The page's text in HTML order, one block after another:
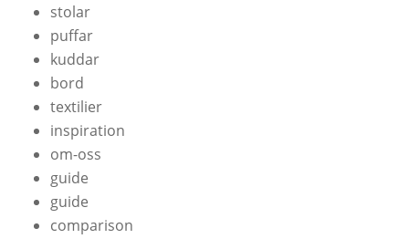
stolar
puffar
kuddar
bord
textilier
inspiration
om-oss
guide
guide
comparison